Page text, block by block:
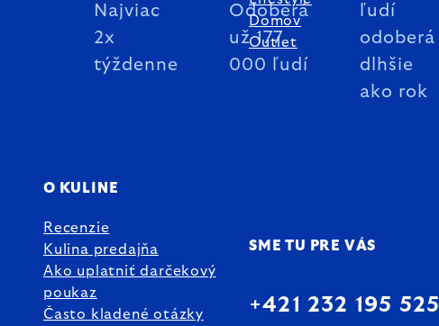
Najviac
2x
týždenne
Odoberá
už 177
000 ľudí
ľudí
odoberá
dlhšie
ako rok
Domov
Outlet
O KULINE
Recenzie
Kulina predajňa
Ako uplatniť darčekový
poukaz
Často kladené otázky
SME TU PRE VÁS
+421 232 195 525